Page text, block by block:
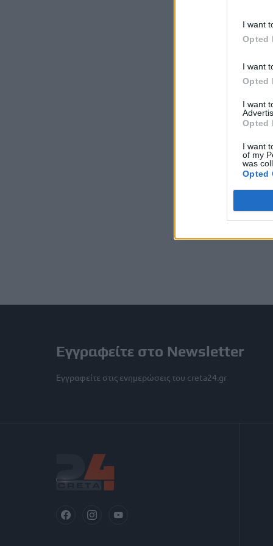
I want
Opted
I want
Opted
I want
Opted
I want
of my
was
Opted
Εγγραφείτε στο Newsletter
Εγγραφείτε στις ενημερώσεις του creta24.gr